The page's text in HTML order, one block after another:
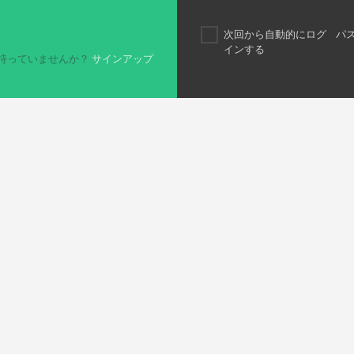
っていませんか？ サインアップ
次回から自動的にログ
インする
パ